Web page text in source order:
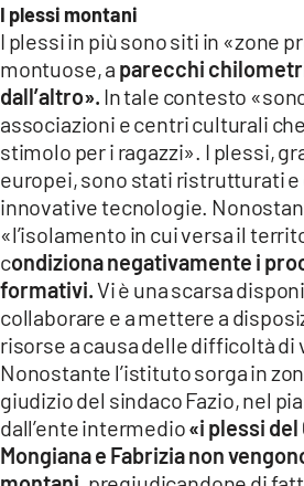
I plessi montani
I plessi in più sono siti in «zone
montuose, a parecchi
dall’altro». In tale contesto
associazioni e centri culturali
stimolo per i ragazzi». I plessi,
europei, sono stati ristrutturati e
innovative tecnologie.
«l’isolamento in cui versa il
condiziona negativamente i
formativi.Vi è una scarsa
collaborare e a mettere a
risorse a causa delle difficoltà di
Nonostante l’istituto sorga in
giudizio del sindaco Fazio, nel
dall’ente intermedio«i plessi del
Mongiana e Fabrizia non